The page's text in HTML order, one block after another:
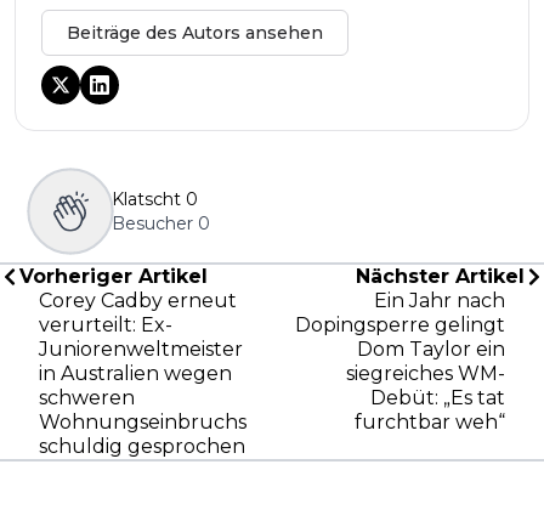
Beiträge des Autors ansehen
Klatscht 0
Besucher 0
Vorheriger Artikel
Corey Cadby erneut
verurteilt: Ex-
Juniorenweltmeister
in Australien wegen
schweren
Wohnungseinbruchs
schuldig gesprochen
Nächster Artikel
Ein Jahr nach
Dopingsperre gelingt
Dom Taylor ein
siegreiches WM-
Debüt: „Es tat
furchtbar weh“